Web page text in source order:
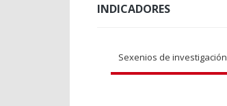
INDICADORES
Sexenios de investigación